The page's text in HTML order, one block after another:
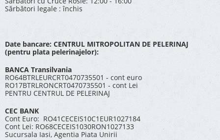
Sărbători legale : închis
Date bancare: CENTRUL MITROPOLITAN DE PELERINAJ
(pentru plata pelerinajelor):
BANCA Transilvania
RO64BTRLEURCRT0470735501 - cont euro
RO17BTRLRONCRT0470735501 - cont Lei
PENTRU CENTRUL DE PELERINAJ
CEC BANK
Cont Euro: RO41CECEIS10C1EUR1027184
Cont Lei: RO68CECEIS1030RON1027133
Sucursala Iasi, Agentia Piata Unirii